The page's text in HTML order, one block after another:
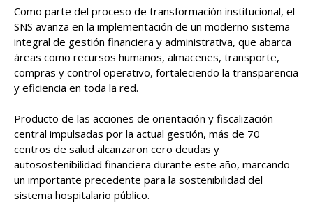
Como parte del proceso de transformación institucional, el
SNS avanza en la implementación de un moderno sistema
integral de gestión financiera y administrativa, que abarca
áreas como recursos humanos, almacenes, transporte,
compras y control operativo, fortaleciendo la transparencia
y eficiencia en toda la red.
Producto de las acciones de orientación y fiscalización
central impulsadas por la actual gestión, más de 70
centros de salud alcanzaron cero deudas y
autosostenibilidad financiera durante este año, marcando
un importante precedente para la sostenibilidad del
sistema hospitalario público.